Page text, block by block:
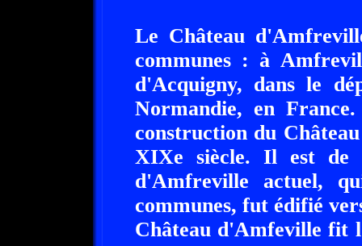
Le Château
communes : à
d'Acquigny, dans le
Normandie, en
construction du
XIXe siècle. Il est de
d'Amfreville actuel,
communes, fut édifié
Château d'Amfeville fit